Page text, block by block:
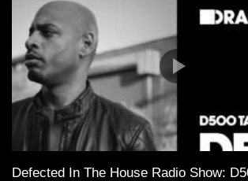
Defected In The House Radio Show: